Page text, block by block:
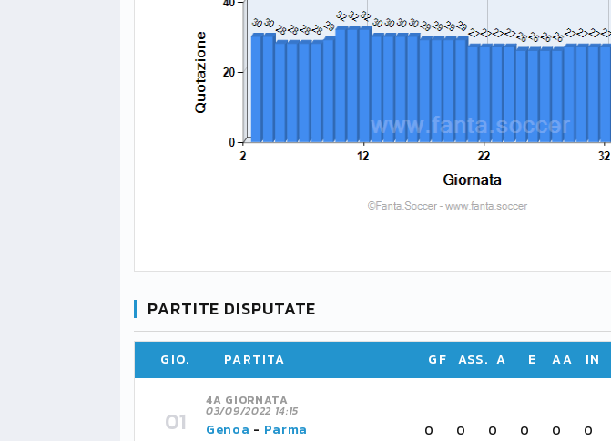
PARTITE DISPUTATE
GIO. PARTITA GF ASS. A E AA IN
4A GIORNATA
03/09/2022 14:15
Genoa - Parma 0 0 0 0 0 0